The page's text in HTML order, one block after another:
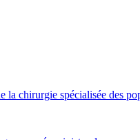
chirurgie spécialisée des